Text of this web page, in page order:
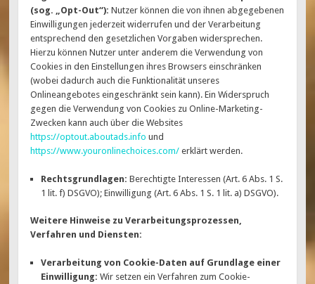
(sog. „Opt-Out“):Nutzer können die von ihnen abgegebenen
Einwilligungen jederzeit widerrufen und der Verarbeitung
entsprechend den gesetzlichen Vorgaben widersprechen.
Hierzu können Nutzer unter anderem die Verwendung von
Cookies in den Einstellungen ihres Browsers einschränken
(wobei dadurch auch die Funktionalität unseres
Onlineangebotes eingeschränkt sein kann). Ein Widerspruch
gegen die Verwendung von Cookies zu Online-Marketing-
Zwecken kann auch über die Websites
https://optout.aboutads.info und
https://www.youronlinechoices.com/ erklärt werden.
Rechtsgrundlagen: Berechtigte Interessen (Art. 6 Abs. 1 S.
1 lit. f) DSGVO); Einwilligung (Art. 6 Abs. 1 S. 1 lit. a) DSGVO).
Weitere Hinweise zu Verarbeitungsprozessen,
Verfahren und Diensten:
Verarbeitung von Cookie-Daten auf Grundlage einer
Einwilligung:Wir setzen ein Verfahren zum Cookie-